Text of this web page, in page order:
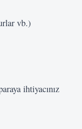
vb.)
ihtiyacınız